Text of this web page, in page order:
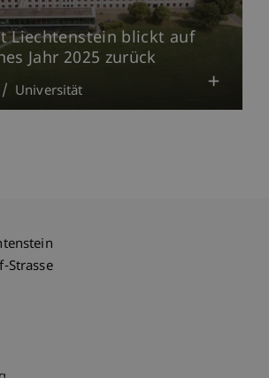
Liechtenstein blickt auf
Jahr 2025 zurück
Universität
Strasse